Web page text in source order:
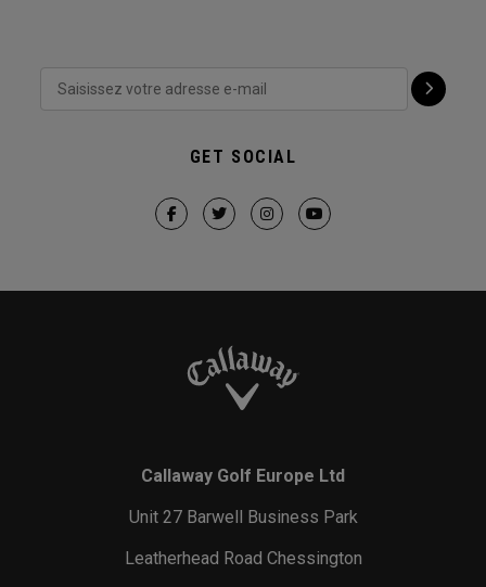
GET SOCIAL
Callaway Golf Europe Ltd
Unit 27 Barwell Business Park
Leatherhead Road Chessington